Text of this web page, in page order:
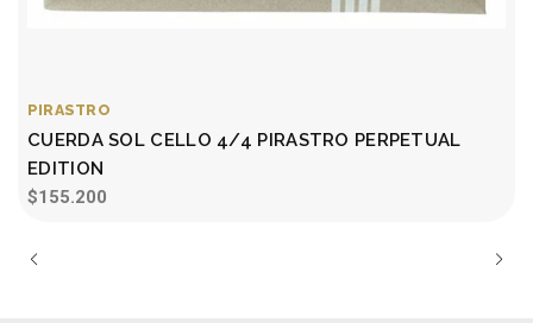
PIRASTRO
CUERDA SOL CELLO 4/4 PIRASTRO PERPETUAL
EDITION
$155.200